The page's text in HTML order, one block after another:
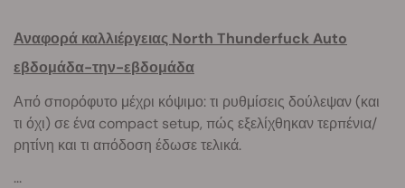
Αναφορά καλλιέργειας North Thunderfuck Auto
εβδομάδα-την-εβδομάδα
Από σπορόφυτο μέχρι κόψιμο: τι ρυθμίσεις δούλεψαν (και
τι όχι) σε ένα compact setup, πώς εξελίχθηκαν τερπένια/
ρητίνη και τι απόδοση έδωσε τελικά.
...